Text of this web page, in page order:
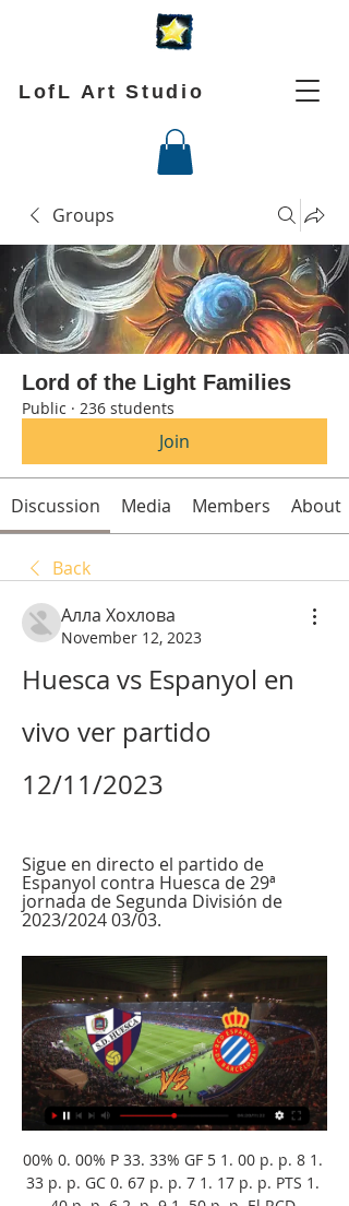
LofL Art Studio
Groups
Lord of the Light Families
Public · 236 students
Join
Discussion Media Members About
Back
Алла Хохлова
November 12, 2023
Huesca vs Espanyol en
vivo ver partido
12/11/2023
Sigue en directo el partido de
Espanyol contra Huesca de 29ª
jornada de Segunda División de
2023/2024 03/03.
00% 0. 00% P 33. 33% GF 5 1. 00 p. p. 8 1. 33 p. p. GC 0. 67 p. p. 7 1. 17 p. p. PTS 1. 40 p. p. 6 2. p. 9 1. 50 p. p. El RCD Espanyol ha ganado 4 partidos como local y 1 como visitante, solo ha empatado 1 partido como visitantey solo ha perdido 1 partido como visitante. Respecto a goles, ha metido 11 goles en casa y 4 fuera. Por contra ha encajado 2 goles en casa y 4 goles fuera. En liga, el RCD Espanyol ha jugado 3 partidos como visitante. 

11. 202318:30 hEl AlcorazAndrés Fuentes MolinaAitor Gorostegui Fernández-OrtegaJavier Garrido ConchaJornada 15 · DOM 12. 2023PreviaAlineacionesSD HuescaVSRCD Espanyol de BarcelonaCLASIFICACIÓN9PUNTOS2321POSICIÓN4PARTIDOS13JUGADOS132GANADOS76PERDIDOS46EMPATADOS3DISCIPLINA37AMARILLA322ROJAS1GOLES7MARCADOS2213ENCAJADOS14FALTAS177RECIBIDAS185164COMETIDAS180GAME84DISPAROS1274664PASES5712Próximos partidosClasificaciónPJPGPEPPGFGCPTS1426681312PJPGPEPPGFGCPTS14734241624COMPARADOR DE EQUIPOSLíderes LALIGA HYPERMOTIONTemporada 2023/2024SD HuescaGOLES01OBENG202M. LOUREIRO203I. VILARRASA104SIELVA105JAVI M. 

C. 1TODOS LOS LÍDERES EN GOLESDISPAROS01JAVI M. 502SIELVA403M. LOUREIRO404OBENG305I. VILARRASA3TODOS LOS LÍDERES EN DISPAROSPASES01M. LOUREIRO58602SIELVA44203A. FERNÁNDEZ43604J. PULIDO42005IVÁN MARTOS372TODOS LOS LÍDERES EN PASESASISTENCIAS01SIELVA202HUGO VALLEJO103OBENG04IVÁN MARTOS05KORTAJARENATODOS LOS LÍDERES EN ASISTENCIASRECUPERACIONES01IVÁN MARTOS2102M. LOUREIRO1903KENTO1804JUANJO NIETO1505SIELVA14TODOS LOS LÍDERES EN RECUPERACIONESTARJETAS AMARILLAS01SIELVA502R. PULIDO403JUANJO NIETO404KORTAJARENA305J. 

Dónde ver en directo online el Huesca contra Espanyol 12 nov hace 10 horas — Huesca - Espanyol en vivo ver partido 12/11/2023 hace 16 horas — Huesca vs RCD Espanyol resumen del partido 12.11.2023 ⋙ azscore . Huesca ...

En liga, el SD Huesca ha jugado 5 partidos como local. Ha ganado 2 (los 2 por la mínima). Ha empatado 1Ha perdido 2 (los 2 por la mínima). Ha metido 5 goles, consiguiendo marcar en todos los partidos. Ha encajado 5 goles, recibiendo algún gol en 3 partidos. Ha mantenido su puerta a cero en 2 partidos. SD Huesca Toda la temporada Ultimas 6 jornadas como Local Ultimas 6 jornadas del calendario G 2 40. 00% 66. 67% 3 50. 00% E 20. 

Directos en Aragón Deporte Postpartido SD Huesca-Espanyol. Aragón Deporte. LUNES 13/11/2023. 20:00, Dale Rueda de prensa de Fran Escribá y Antonio Hidalgo. Post partido Real Zaragoza - ...

SD Huesca vs RCD Espanyol de Barcelona - LALIGA HYPERMOTIONWeb ClubesLALIGAInstitucionalLALIGAcon el deporteDónde ver LALIGA LALIGAGroupEspañolEspañolEnglishZONA FANTransparenciaSala de prensaFUNDACIÓN LALIGAPatrocinadoresDerechos audiovisualesLALIGA Business schoolNormativaInformación InstitucionalOrganigramaGestión económicaConvenios y contratosSubvencionesCumplimientoGuías, Manuales y Canales¿Qué es LALIGA? Notas de PrensaGalería de ImágenesCalendario InstitucionalDocumentosNewsletterContacto¿Quiénes somos? NoticiasVídeosÁmbitos de actuaciónFutura AficiónFair Play SocialEnvironmental Fair PlayTransparenciaLogosCampus LALIGADocumentosReglamento Retransmisión TelevisivaDerechos audiovisuales internacionalesLALIGA ExperienceMBA of LALIGAMáster en Dirección, Metodología y Análisis en el FútbolMáster en Derecho Aplicado al Fútbol ProfesionalMaster in Global Sports MarketingMáster en Marketing DeportivoAficiones UnidasLALIGA PromisesLALIGA GrassrootsOtras competiciones¿Quiénes somos? Guía del aficionadoNoticiasCopa del ReyCopa de la ReinaChampions LeagueEuropa LeagueConference LeagueSupercopa de EspañaSupercopa de EuropaMundial de Qatar 2022TransparenciaNormativaInformación InstitucionalOrganigramaGestión económicaLALIGA ImpulsoVer todo sobre LALIGA EA SPORTS Calendario Resultados Clasificación Clubes Fichajes PartidazosÚltimas noticiasVer todas las noticias Ver todo sobre LALIGA HYPERMOTION Calendario Resultados Clasificación Clubes FichajesÚltimas noticiasVer todas las noticias Ver todo sobre Liga F Calendario Resultados Clasificación Clubes Liga FÚltimas noticiasVer todas las noticias Ver todo sobre LALIGA GENUINE Calendario Resultados Clasificación Noticias Galerías Vídeos Marcas asociadas LogosÚltimas noticiasVer todas las noticias Vídeos Noticias EstadísticasGeneralAvanzadasLeaderboardBeyond Stats FotogaleríasLALIGA INSTITUCIONALLALIGA CON EL DEPORTEDÓNDE VER LALIGALALIGA GROUPLALIGA INSTITUCIONALTransparenciaTransparenciaNormativaInformación InstitucionalOrganigramaGestión económicaConvenios y contratosSubvencionesCumplimientoGuías, Manuales y CanalesSala de prensaSala de prensa¿Qué es LALIGA? Notas de PrensaGalería de ImágenesCalendario InstitucionalDocumentosNewsletterContactoFUNDACIÓN LALIGAFUNDACIÓN LALIGA¿Quiénes somos? NoticiasVídeosÁmbitos de actuaciónFutura AficiónFair Play SocialEnvironmental Fair PlayTransparenciaLogosPatrocinadoresPatrocinadoresCampus LALIGADerechos audiovisualesDerechos audiovisualesDocumentosLotesReglamento Retransmisión TelevisivaDerechos audiovisuales internacionalesLALIGA ExperienceLALIGA Business schoolLALIGA Business schoolMBA of LALIGAMáster en Dirección, Metodología y Análisis en el FútbolMáster en Derecho Aplicado al Fútbol ProfesionalMaster in Global Sports MarketingMáster en Marketing DeportivoTrabaja con nosotrosTrabaja con nosotrosLALIGA CON EL DEPORTEAficiones UnidasAficiones Unidas¿Quiénes somos? Guía del aficionadoNoticiasLALIGA PromisesLALIGA PromisesLALIGA GrassrootsLALIGA GrassrootsOtras competicionesOtras competicionesCopa del ReyCopa de la ReinaChampions LeagueEuropa LeagueConference LeagueSupercopa de EspañaSupercopa de EuropaMundial de Qatar 2022LALIGA GroupTransparenciaTransparenciaNormativaInformación InstitucionalOrganigramaGestión económicaLALIGA ImpulsoEspañolEspañolEnglishLALIGA EA SPORTSInicioCalendarioResultadosClasificaciónClubesFichajesPartidazosLALIGA HYPERMOTIONInicioCalendarioResultadosClasificaciónClubesFichajesFútbol FemeninoInicioCalendarioResultadosClasificaciónClubesLiga FLALIGA GenuineInicioNoticiasResultadosClasificaciónImágenesVídeosMarcas asociadasLogosEstadísticasVídeosNoticiasFotogaleríasApps & JuegosLALIGA TvZona FansAcreditacionesTrabaja con nosotrosInformación legalPolítica de cookiesPolítica de privacidadDenunciasMapa web© 2023 LaLigaSD Huesca VS RCD Espanyol de BarcelonaProgramadoDOM 12. 

Huesca - Espanyol: horario y dónde ver por TV y online hoy la Segunda División12/11/2023 Act. a las 12:06 CET El Huesca y el Espanyol se enfrentan hoy domingo 12 de noviembre en el estadio El Alcoraz en un partido correspondiente a la jornada 15 de LaLiga Hypermotion. Así, pues, en primera instancia, los comandados por Antonio Hidalgo llegarán al enfrentamiento luego de vencer al Amorebieta (1-0), empatar con el Albacete (0-0), perder ante el Elche (1-0) y empatar con el Huesca (1-1), mientras que la escuadra dirigida por Luis Miguel Ramis acudirá a la disputa tras empatar con el Eibar (2-2), perder contra el Sporting de Gijón (2-0), perder contra el Leganés (1-0) y derrotar al Valladolid (2-0). Por lo tanto, el conjunto oscense se ubica en el puesto número 20 de la tabla con 12 puntos y -5 en su diferencial de goles, en la zona de descenso. 

PULIDO3TODOS LOS LÍDERES EN TARJETAS AMARILLASRCD Espanyol de BarcelonaGOLES01PUADO802BRAITHWAITE603F. CALERO304PERE MILLA305NICO MR2TODOS LOS LÍDERES EN GOLESDISPAROS01BRAITHWAITE1402PUADO1303NICO MR1004PERE MILLA905F. CALERO5TODOS LOS LÍDERES EN DISPAROSPASES01F. CALERO79602CABRERA79403POL LOZANO43704EL HILALI40105KEIDI BARE379TODOS LOS LÍDERES EN PASESASISTENCIAS01NICO MR302KEIDI BARE203JOFRE204EDU EXPÓSITO205PERE MILLA2TODOS LOS LÍDERES EN ASISTENCIASRECUPERACIONES01F. CALERO1702EL HILALI1603KEIDI BARE1104CABRERA1005EDU EXPÓSITO8TODOS LOS LÍDERES EN RECUPERACIONESTARJETAS AMARILLAS01F. 

SD Huesca vs RCD Espanyol de Barcelona DÓNDE VER. LALIGA. LALIGA. GROUP. LALIGA INSTITUCIONAL. Transparencia GAME. 84, DISPAROS, 127. 4664, PASES, 5712. Próximos partidos. SD Huesca · RCD Espanyol ...

En cambio, los periquitos se sitúan en el quinto puesto con 24 puntos y +8 en términos de promedio de dianas y, como resultado, entre la zona de liguilla. ALINEACIONES HUESCA - ESPANYOL Huesca: Álvaro; Vilarrada, Loureiro, Pulido, Blasco, Valentín; Hashimoto, Sielva; Joaquín, Javi Martínez; Obeng. Espanyol: Pacheco; Oliván, Cabrera, Calero, Óscar Gil, Aguado, Gragera; Pere Milla, Puado, Jofre; Braithwaite. HORA Y DÓNDE VER HUESCA - ESPANYOL El partido entre Huesca y Espanyol de la jornada 15 de Segunda División se juega hoy domingo 12 de noviembre a partir de las 18:30 horas (CET). En España, el partido se podrá ver en directo a través de la plataforma Movistar +. 

SD Huesca - RCD Espanyol Barcelona: Ver en streaming y en TV00 Days 01 Hours 47 Minutes 01 SecondsLaLiga 2(Día de partido 15) SD Huesca 12 nov 18:30 RCD Espanyol Barcelona Dónde verlo en En directo Fijo HD SD Huesca vs. RCD Espanyol Barcelona: streaming en directo y en TV hoy SD Huesca vs. RCD Espanyol Barcelona es un evento de Fútbol próximo que se celebrará el 12 nov a las 18:30. Puedes ver SD Huesca vs. RCD Espanyol Barcelona en directo en Movistar Plus. Detalles del evento12 novFecha de inicioEl AlcorazEstadioLaLiga 2CompeticiónSD HuescaEquipo localRCD Espanyol BarcelonaEquipo visitantePartidos de Fútbol en directo Liga 1 En directoClermont FootFC Lorient¡Míralo ahora en directoFLATRATEHD Serie A En directoACF FiorentinaBolonia FCAvísame cuando pueda verlo. 

SD Huesca vs RCD Espanyol de CAMPEONATO DE ESPAÑA FEMENINOmiércoles, 13 de septiembre de 2023 a las 19:00 Actualizado a las 16:52:34 0 1 El SD Huesca ha ganado 2 partidos como local y 1 como visitante, ha empatado 2 partidos, uno como local y otro como visitante y ha perdido 2 partidos como local y 3 como visitante. Respecto a goles, ha metido 5 goles en casa y 8 fuera. Por contra ha encajado 5 goles en casa y 9 goles fuera. 

▶️ Huesca vs Espanyol - en vivo ver partido online y Huesca vs Espanyol en vivo online, en directo y predicciones y Head to Head ; Cuotas, 3.8, 3.2, 2.1 ; 0-1, 1-0, 1-2 ...

SD Huesca vs. RCD Espanyol: hora